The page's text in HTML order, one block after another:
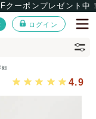
クーポンプレゼント中
ログイン
細
4.9